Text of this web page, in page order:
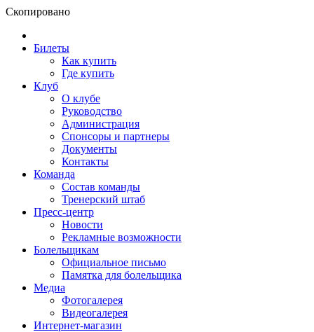
Скопировано
Билеты
Как купить
Где купить
Клуб
О клубе
Руководство
Администрация
Спонсоры и партнеры
Документы
Контакты
Команда
Состав команды
Тренерский штаб
Пресс-центр
Новости
Рекламные возможности
Болельщикам
Официальное письмо
Памятка для болельщика
Медиа
Фотогалерея
Видеогалерея
Интернет-магазин